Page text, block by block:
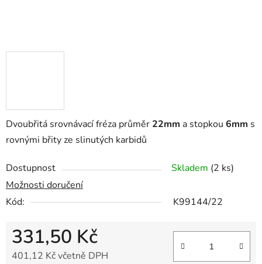
Dvoubřitá srovnávací fréza průměr 22mm a stopkou 6mm s
rovnými břity ze slinutých karbidů
Dostupnost Skladem (2 ks)
Možnosti doručení
Kód:
K99144/22
331,50 Kč
401,12 Kč včetně DPH